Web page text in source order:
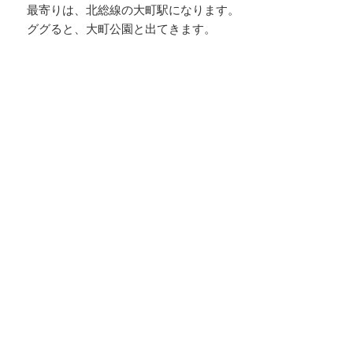
最寄りは、北総線の大町駅になります。
ググると、大町公園と出てきます。